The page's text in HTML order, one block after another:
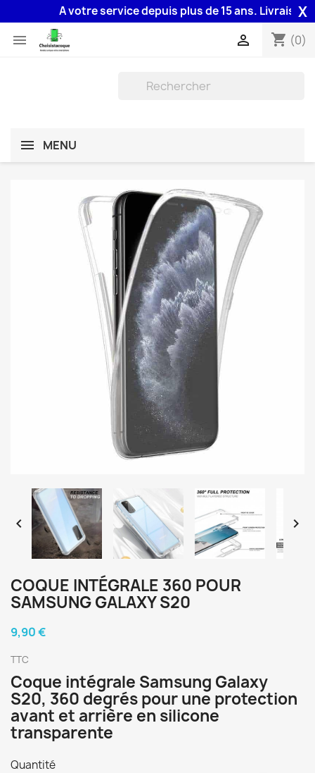
A votre service depuis plus de 15 ans. Livraison X
 shopping_cart (0)

MENU
 
COQUE INTÉGRALE 360 POUR
SAMSUNG GALAXY S20
9,90 €
TTC
Coque intégrale Samsung Galaxy
S20, 360 degrés pour une protection
avant et arrière en silicone
transparente
Quantité